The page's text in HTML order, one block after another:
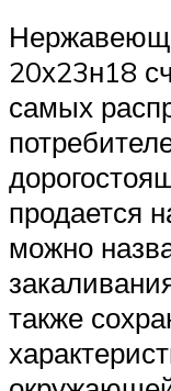
20х23н18
самых
продается
можно
также